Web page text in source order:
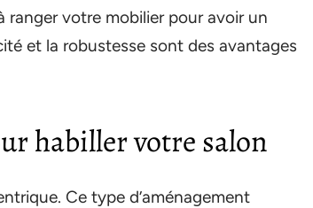
ranger votre mobilier pour avoir un
et la robustesse sont des avantages
habiller votre salon
Ce type d’aménagement